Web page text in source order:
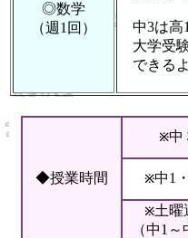
◎数学
（週1回）
中3は高
大学受
できるよ
◆授業時間
※中
※中1
※土曜
（中1～